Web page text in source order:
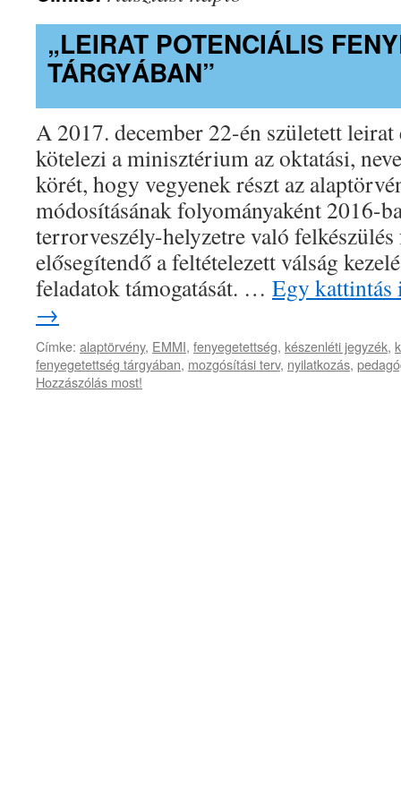
„LEIRAT POTENCIÁLIS
TÁRGYÁBAN”
A 2017. december 22-én született
kötelezi a minisztérium az oktatási,
körét, hogy vegyenek részt az
módosításának folyományaként 2016-
terrorveszély-helyzetre való felkészülés
elősegítendő a feltételezett válság
feladatok támogatását. … Egy
→
Címke: alaptörvény, EMMI, fenyegetettség, készenléti jegyzék,
fenyegetettség tárgyában, mozgósítási terv, nyilatkozás,
Hozzászólás most!